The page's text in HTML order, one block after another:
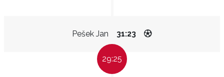
Pešek Jan 31:23
29:25